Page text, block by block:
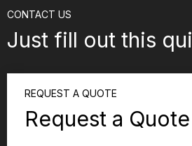
CONTACT US
Just fill out this
REQUEST A QUOTE
Request a Quote